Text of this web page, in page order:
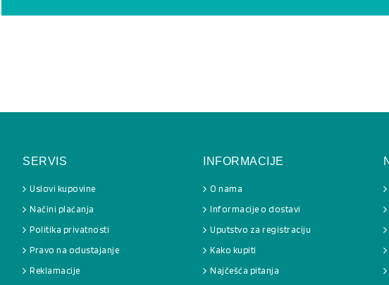
SERVIS
Uslovi kupovine
Načini plaćanja
Politika privatnosti
Pravo na odustajanje
Reklamacije
INFORMACIJE
O nama
Informacije o dostavi
Uputstvo za registraciju
Kako kupiti
Najčešća pitanja